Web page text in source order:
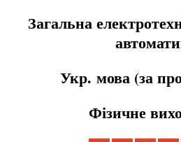
Загальна
автом
Укр. мова (за
Фізичне